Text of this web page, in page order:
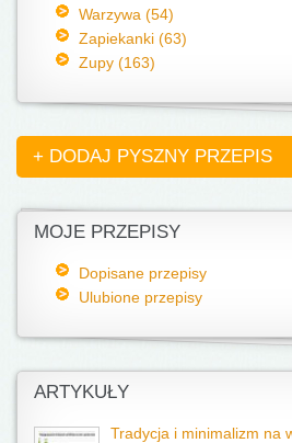
Warzywa (54)
Zapiekanki (63)
Zupy (163)
+ DODAJ PYSZNY PRZEPIS
MOJE PRZEPISY
Dopisane przepisy
Ulubione przepisy
ARTYKUŁY
Tradycja i minimalizm na